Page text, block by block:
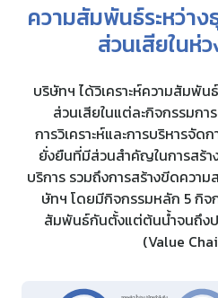
ความสัมพันธ์ระหว่า
ส่วนเสียในห่
บริษัทฯ ได้วิเคราะห์ความสัมพั
ส่วนเสียในแต่ละกิจกรรมกา
การวิเคราะห์และการบริหารจัด
ยั่งยืนที่มีส่วนสําคัญในการสร้า
บริการ รวมถึงการสร้างขีดควา
ษัทฯ โดยมีกิจกรรมหลัก 5 กิจ
สัมพันธ์กันตั้งแต่ต้นน้ำจนถึง
(Value